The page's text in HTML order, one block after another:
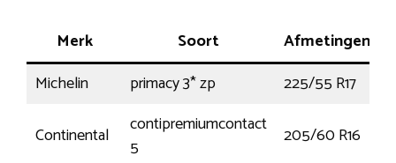
Merk Soort Afmetingen
Michelin
primacy 3* zp 225/55 R17
Continental
contipremiumcontact
5
205/60 R16